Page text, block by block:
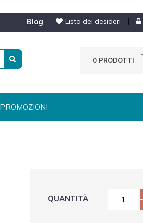
Lista dei desideri
blog
0 PRODOTTI
PROMOZIONI
QUANTITÀ